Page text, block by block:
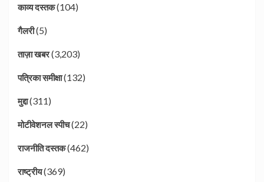
काव्य दस्तक(104)
गैलरी(5)
ताज़ा खबर(3,203)
पत्रिका समीक्षा(132)
मुद्दा(311)
मोटीवेशनल स्पीच(22)
राजनीति दस्तक(462)
राष्ट्रीय(369)